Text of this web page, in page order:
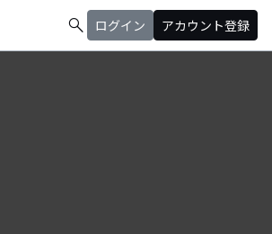
search ログイン アカウント登録